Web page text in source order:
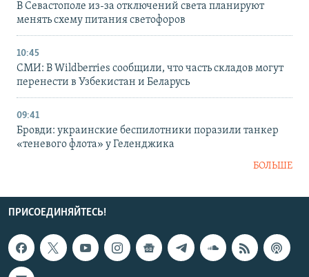
В Севастополе из-за отключений света планируют
менять схему питания светофоров
10:45
СМИ: В Wildberries сообщили, что часть складов могут
перенести в Узбекистан и Беларусь
09:41
Бровди: украинские беспилотники поразили танкер
«теневого флота» у Геленджика
БОЛЬШЕ
ПРИСОЕДИНЯЙТЕСЬ!